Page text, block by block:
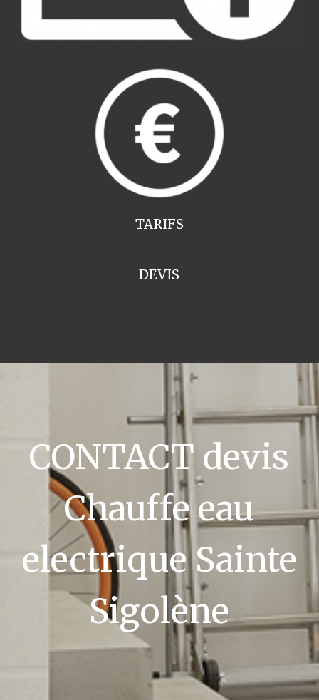
TARIFS
DEVIS
CONTACT devis
Chauffe eau
electrique Sainte
Sigolène